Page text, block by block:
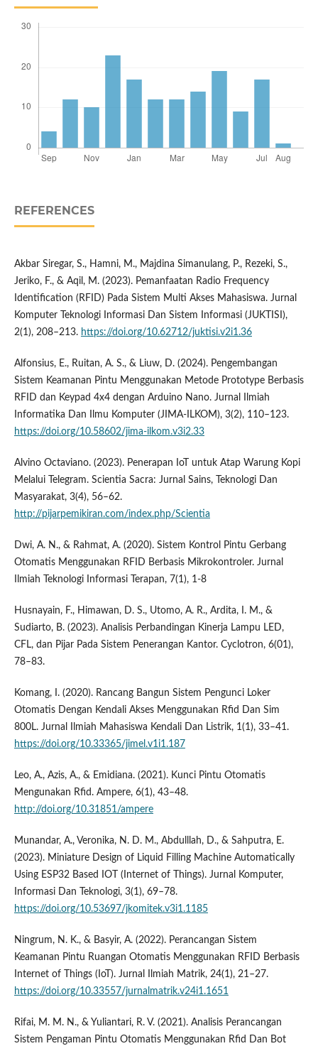
REFERENCES
Akbar Siregar, S., Hamni, M., Majdina Simanulang, P., Rezeki, S.,
Jeriko, F., & Aqil, M. (2023). Pemanfaatan Radio Frequency
Identification (RFID) Pada Sistem Multi Akses Mahasiswa. Jurnal
Komputer Teknologi Informasi Dan Sistem Informasi (JUKTISI),
2(1), 208–213. https://doi.org/10.62712/juktisi.v2i1.36
Alfonsius, E., Ruitan, A. S., & Liuw, D. (2024). Pengembangan
Sistem Keamanan Pintu Menggunakan Metode Prototype Berbasis
RFID dan Keypad 4x4 dengan Arduino Nano. Jurnal Ilmiah
Informatika Dan Ilmu Komputer (JIMA-ILKOM), 3(2), 110–123.
https://doi.org/10.58602/jima-ilkom.v3i2.33
Alvino Octaviano. (2023). Penerapan IoT untuk Atap Warung Kopi
Melalui Telegram. Scientia Sacra: Jurnal Sains, Teknologi Dan
Masyarakat, 3(4), 56–62.
http://pijarpemikiran.com/index.php/Scientia
Dwi, A. N., & Rahmat, A. (2020). Sistem Kontrol Pintu Gerbang
Otomatis Menggunakan RFID Berbasis Mikrokontroler. Jurnal
Ilmiah Teknologi Informasi Terapan, 7(1), 1-8
Husnayain, F., Himawan, D. S., Utomo, A. R., Ardita, I. M., &
Sudiarto, B. (2023). Analisis Perbandingan Kinerja Lampu LED,
CFL, dan Pijar Pada Sistem Penerangan Kantor. Cyclotron, 6(01),
78–83.
Komang, I. (2020). Rancang Bangun Sistem Pengunci Loker
Otomatis Dengan Kendali Akses Menggunakan Rfid Dan Sim
800L. Jurnal Ilmiah Mahasiswa Kendali Dan Listrik, 1(1), 33–41.
https://doi.org/10.33365/jimel.v1i1.187
Leo, A., Azis, A., & Emidiana. (2021). Kunci Pintu Otomatis
Mengunakan Rfid. Ampere, 6(1), 43–48.
http://doi.org/10.31851/ampere
Munandar, A., Veronika, N. D. M., Abdulllah, D., & Sahputra, E.
(2023). Miniature Design of Liquid Filling Machine Automatically
Using ESP32 Based IOT (Internet of Things). Jurnal Komputer,
Informasi Dan Teknologi, 3(1), 69–78.
https://doi.org/10.53697/jkomitek.v3i1.1185
Ningrum, N. K., & Basyir, A. (2022). Perancangan Sistem
Keamanan Pintu Ruangan Otomatis Menggunakan RFID Berbasis
Internet of Things (IoT). Jurnal Ilmiah Matrik, 24(1), 21–27.
https://doi.org/10.33557/jurnalmatrik.v24i1.1651
Rifai, M. M. N., & Yuliantari, R. V. (2021). Analisis Perancangan
Sistem Pengaman Pintu Otomatis Menggunakan Rfid Dan Bot